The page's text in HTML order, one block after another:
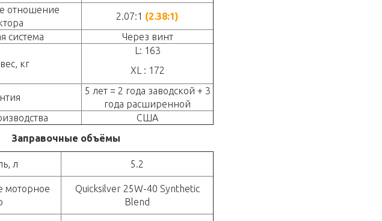
отношение
2.07:1 (2.38:1)
система
Через винт
кг
L: 163
XL : 172
5 лет = 2 года заводской + 3
года расширенной
США
Заправочные объёмы
л 5.2
моторное
Quicksilver 25W-40 Synthetic
Blend